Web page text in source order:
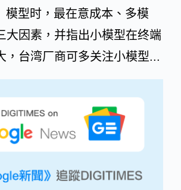
模型时，最在意成本、多模
大因素，并指出小模型在终端
，台湾厂商可多关注小模型...